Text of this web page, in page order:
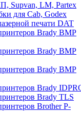
Supvan, LM, Partex
для Cab, Godex
печати DAT
Brady BMP
Brady BMP
Brady BMP
Brady
Brady TLS
Brother P-